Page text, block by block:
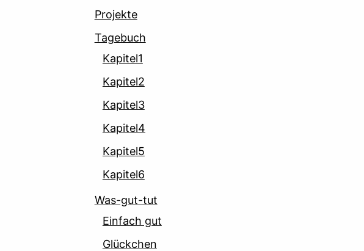
Projekte
Tagebuch
Kapitel1
Kapitel2
Kapitel3
Kapitel4
Kapitel5
Kapitel6
Was-gut-tut
Einfach gut
Glückchen